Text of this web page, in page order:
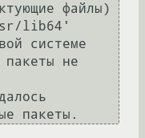
файлы)
lib64'
системе
пакеты не